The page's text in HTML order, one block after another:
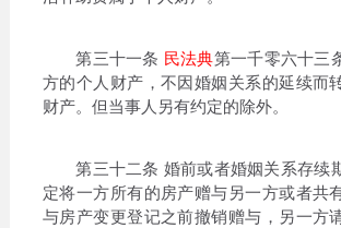
第三十一条 民法典第一千零六十三
方的个人财产，不因婚姻关系的延续而
财产。但当事人另有约定的除外。
第三十二条 婚前或者婚姻关系存续
定将一方所有的房产赠与另一方或者共
与房产变更登记之前撤销赠与，另一方